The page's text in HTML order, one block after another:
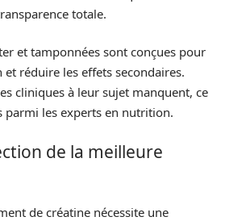
totale.
et tamponnées sont conçues pour
réduire les effets secondaires.
cliniques à leur sujet manquent, ce
parmi les experts en nutrition.
de la meilleure
de créatine nécessite une